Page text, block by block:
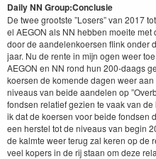
Dai­lyNN Group:Con­clusie
De twee groot­ste ”Losers” van 2017
el AEGON als NN hebben moeite
door de aan­de­lenko­ersen flink onder
jaar. Nu de rente in mijn ogen weer
AEGON en NN rond hun 200-daags
koersen de komende dagen weer
niveaus van bei­de aan­de­len op”
fond­sen relatief gezien te vaak van
ik dat de koersen voor bei­de fond­sen
een her­s­tel tot de niveaus van begin
de kalmte weer terug zal keren op de
veel kop­ers in de rij staan om deze